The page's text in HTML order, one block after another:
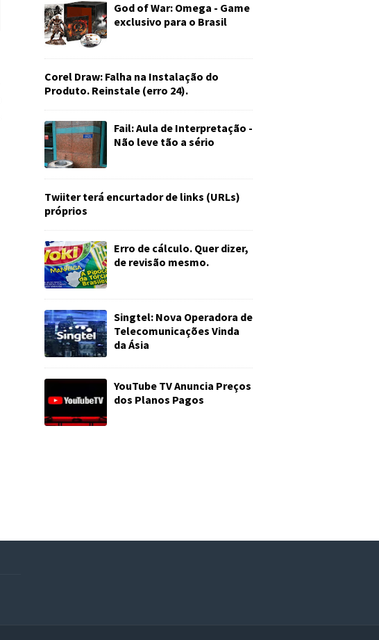
God of War: Omega - Game
exclusivo para o Brasil
Corel Draw: Falha na Instalação do
Produto. Reinstale (erro 24).
Fail: Aula de Interpretação -
Não leve tão a sério
Twiiter terá encurtador de links (URLs)
próprios
Erro de cálculo. Quer dizer,
de revisão mesmo.
Singtel: Nova Operadora de
Telecomunicações Vinda
da Ásia
YouTube TV Anuncia Preços
dos Planos Pagos